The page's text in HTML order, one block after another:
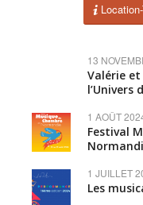
13
Valérie
l’Univers
1 AOÛT
Festival
1 JUILLET
Les